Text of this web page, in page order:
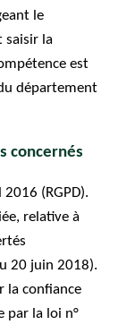
le
saisir la
est
département
concernés
(RGPD).
relative à
20 juin 2018).
la confiance
par la loi n°